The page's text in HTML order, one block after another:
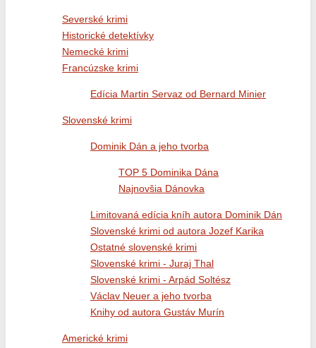
Severské krimi
Historické detektívky
Nemecké krimi
Francúzske krimi
Edícia Martin Servaz od Bernard Minier
Slovenské krimi
Dominik Dán a jeho tvorba
TOP 5 Dominika Dána
Najnovšia Dánovka
Limitovaná edícia kníh autora Dominik Dán
Slovenské krimi od autora Jozef Karika
Ostatné slovenské krimi
Slovenské krimi - Juraj Thal
Slovenské krimi - Arpád Soltész
Václav Neuer a jeho tvorba
Knihy od autora Gustáv Murín
Americké krimi